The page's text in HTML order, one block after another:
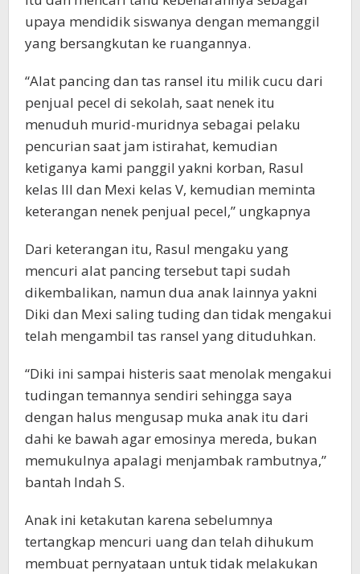
upaya mendidik siswanya dengan memanggil
yang bersangkutan ke ruangannya.
“Alat pancing dan tas ransel itu milik cucu dari
penjual pecel di sekolah, saat nenek itu
menuduh murid-muridnya sebagai pelaku
pencurian saat jam istirahat, kemudian
ketiganya kami panggil yakni korban, Rasul
kelas III dan Mexi kelas V, kemudian meminta
keterangan nenek penjual pecel,” ungkapnya
Dari keterangan itu, Rasul mengaku yang
mencuri alat pancing tersebut tapi sudah
dikembalikan, namun dua anak lainnya yakni
Diki dan Mexi saling tuding dan tidak mengakui
telah mengambil tas ransel yang dituduhkan.
“Diki ini sampai histeris saat menolak mengakui
tudingan temannya sendiri sehingga saya
dengan halus mengusap muka anak itu dari
dahi ke bawah agar emosinya mereda, bukan
memukulnya apalagi menjambak rambutnya,”
bantah Indah S.
Anak ini ketakutan karena sebelumnya
tertangkap mencuri uang dan telah dihukum
membuat pernyataan untuk tidak melakukan